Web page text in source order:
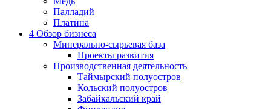
Палладий
Платина
4 Обзор бизнеса
Минерально-сырьевая база
Проекты развития
Производственная деятельность
Таймырский полуостров
Кольский полуостров
Забайкальский край